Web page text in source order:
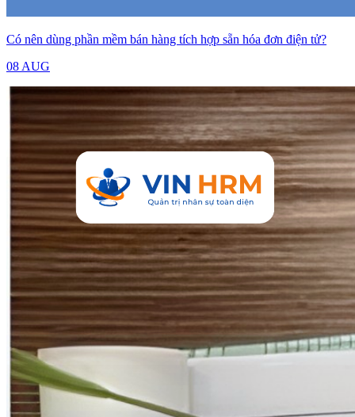
Có nên dùng phần mềm bán hàng tích hợp sẵn hóa đơn điện tử?
08 AUG